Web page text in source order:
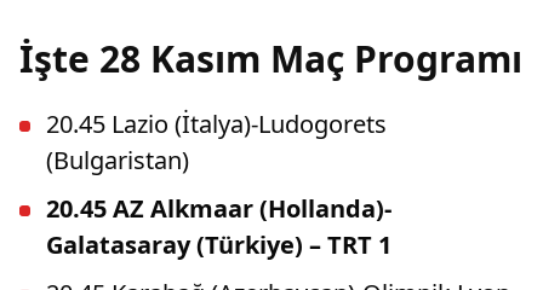
İşte 28 Kasım Maç Programı
20.45 Lazio (İtalya)-Ludogorets
(Bulgaristan)
20.45 AZ Alkmaar (Hollanda)-
Galatasaray (Türkiye) – TRT 1